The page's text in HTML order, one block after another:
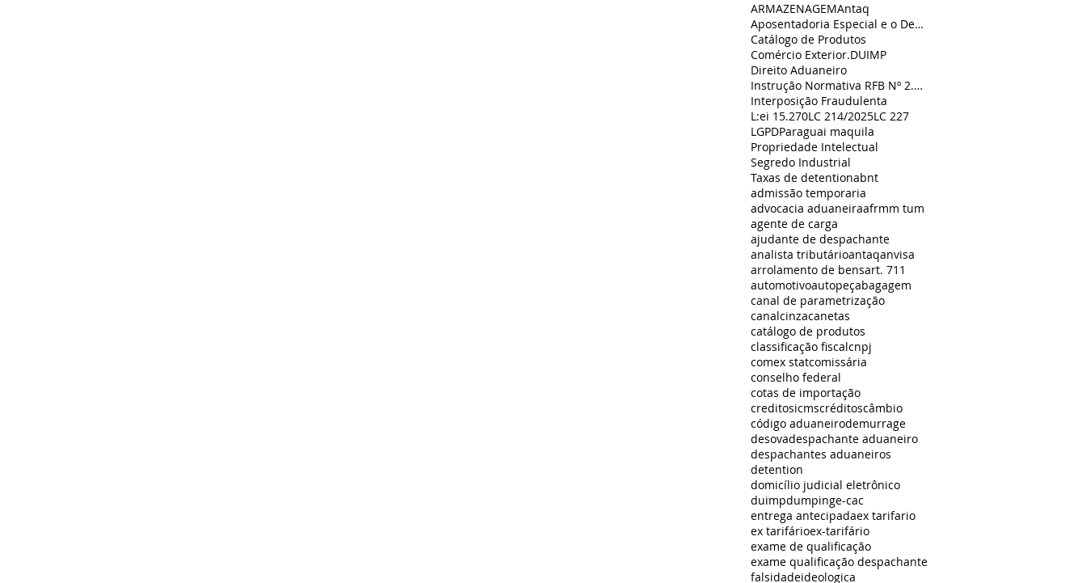
ARMAZENAGEMAntaq
Aposentadoria Especial e o Despachante Aduaneiro Autônomo: Reflexões a partir do Tema 1291 do STJ
Catálogo de Produtos
Comércio Exterior.DUIMP
Direito Aduaneiro
Instrução Normativa RFB Nº 2.226
Interposição Fraudulenta
L:ei 15.270LC 214/2025LC 227
LGPDParaguai maquila
Propriedade Intelectual
Segredo Industrial
Taxas de detentionabnt
admissão temporaria
advocacia aduaneiraafrmm tum
agente de carga
ajudante de despachante
analista tributárioantaqanvisa
arrolamento de bensart. 711
automotivoautopeçabagagem
canal de parametrização
canalcinzacanetas
catálogo de produtos
classificação fiscalcnpj
comex statcomissária
conselho federal
cotas de importação
creditosicmscréditoscâmbio
código aduaneirodemurrage
desovadespachante aduaneiro
despachantes aduaneiros
detention
domicílio judicial eletrônico
duimpdumpinge-cac
entrega antecipadaex tarifario
ex tarifárioex-tarifário
exame de qualificação
exame qualificação despachante
falsidadeideologica